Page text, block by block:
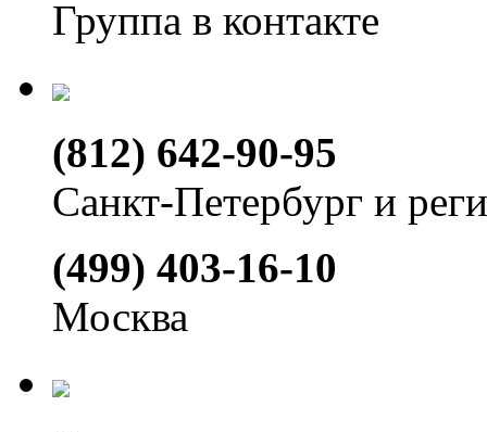
Группа в контакте
(812) 642-90-95
Санкт-Петербург и
(499) 403-16-10
Москва